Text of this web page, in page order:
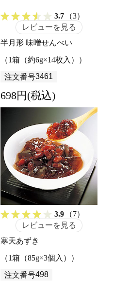
3.7
（3）
レビューを見る
半月形 味噌せんべい
（1箱（約6g×14枚入））
注文番号3461
698円(税込)
3.9
（7）
レビューを見る
寒天あずき
（1箱（85g×3個入））
注文番号498